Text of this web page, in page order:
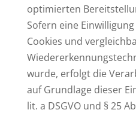
optimierten
Sofern eine
Cookies und
wurde, erfolgt die
auf Grundlage dieser
lit. a DSGVO und § 25